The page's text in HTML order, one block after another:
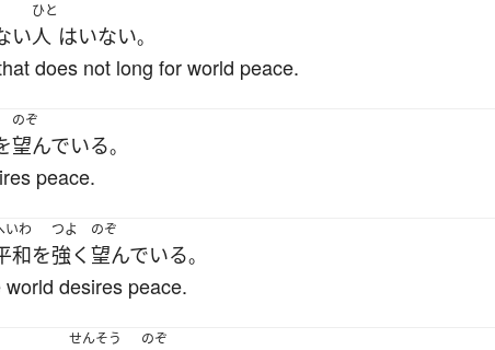
い
ひと
人 はいない。
does not long for world peace.
のぞ
望んでいる。
peace.
いわ
和を
つよ
強く
のぞ
望んでいる。
desires peace.
せんそう のぞ